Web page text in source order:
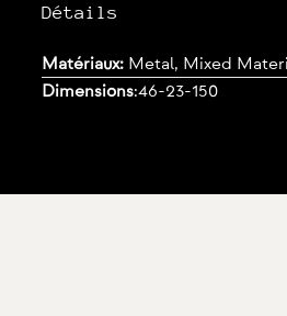
Détails
Matériaux: Metal, Mixed
Dimensions:46-23-150